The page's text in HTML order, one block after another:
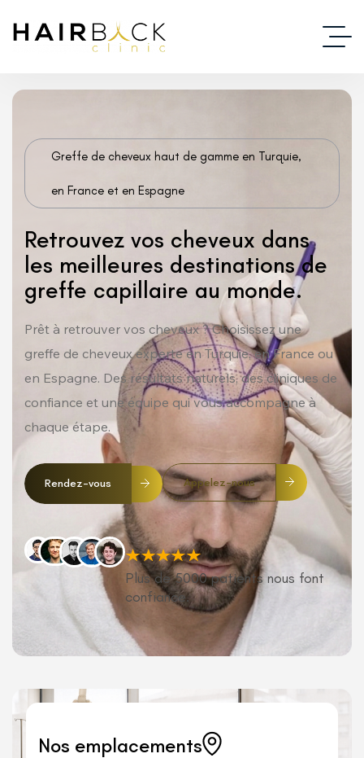
Greffe de cheveux haut de gamme en Turquie,
en France et en Espagne
Retrouvez vos cheveux dans
les meilleures destinations de
greffe capillaire au monde.
Prêt à retrouver vos cheveux ? Choisissez une
greffe de cheveux experte en Turquie, en France ou
en Espagne. Des résultats naturels, des cliniques de
confiance et une équipe qui vous accompagne à
chaque étape.
Rendez-vous Appelez-nous
Plus de 5000 patients nous font
confiance.
Nos emplacements